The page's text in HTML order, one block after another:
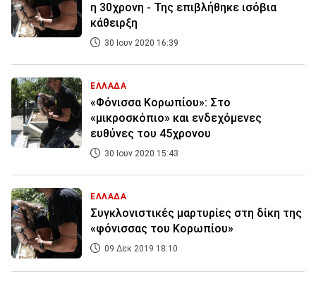
η 30χρονη - Της επιβλήθηκε ισόβια
κάθειρξη
30 Ιουν 2020 16:39
ΕΛΛΑΔΑ
«Φόνισσα Κορωπίου»: Στο
«μικροσκόπιο» και ενδεχόμενες
ευθύνες του 45χρονου
30 Ιουν 2020 15:43
ΕΛΛΑΔΑ
Συγκλονιστικές μαρτυρίες στη δίκη της
«φόνισσας του Κορωπίου»
09 Δεκ 2019 18:10